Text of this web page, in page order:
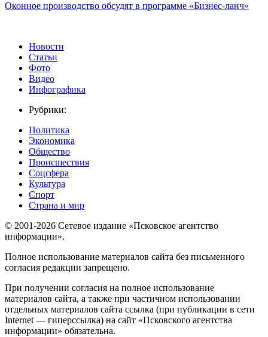
Оконное производство обсудят в программе «Бизнес-ланч»
Новости
Статьи
Фото
Видео
Инфографика
Рубрики:
Политика
Экономика
Общество
Происшествия
Соцсфера
Культура
Спорт
Страна и мир
© 2001-2026 Сетевое издание «Псковское агентство
информации».
Полное использование материалов сайта без письменного
согласия редакции запрещено.
При получении согласия на полное использование
материалов сайта, а также при частичном использовании
отдельных материалов сайта ссылка (при публикации в сети
Internet — гиперссылка) на сайт «Псковского агентства
информации» обязательна.